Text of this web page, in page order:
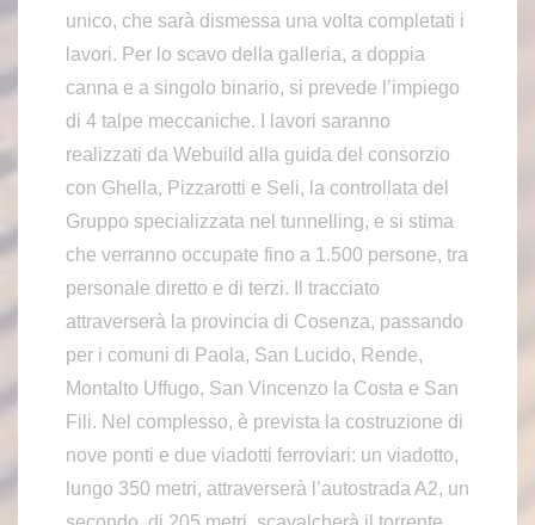
unico, che sarà dismessa una volta completati i
lavori. Per lo scavo della galleria, a doppia
canna e a singolo binario, si prevede l’impiego
di 4 talpe meccaniche. I lavori saranno
realizzati da Webuild alla guida del consorzio
con Ghella, Pizzarotti e Seli, la controllata del
Gruppo specializzata nel tunnelling, e si stima
che verranno occupate fino a 1.500 persone, tra
personale diretto e di terzi. Il tracciato
attraverserà la provincia di Cosenza, passando
per i comuni di Paola, San Lucido, Rende,
Montalto Uffugo, San Vincenzo la Costa e San
Fili. Nel complesso, è prevista la costruzione di
nove ponti e due viadotti ferroviari: un viadotto,
lungo 350 metri, attraverserà l’autostrada A2, un